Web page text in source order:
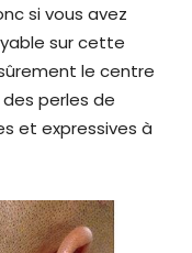
si vous avez
sur cette
le centre
perles de
et expressives à